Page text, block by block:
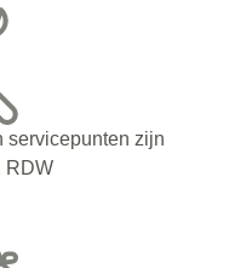
servicepunten zijn
RDW